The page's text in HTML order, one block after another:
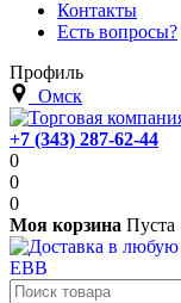
Контакты
Есть вопросы?
Профиль
Омск
+7 (343) 287-62-44
0
0
0
Моя корзина Пуста